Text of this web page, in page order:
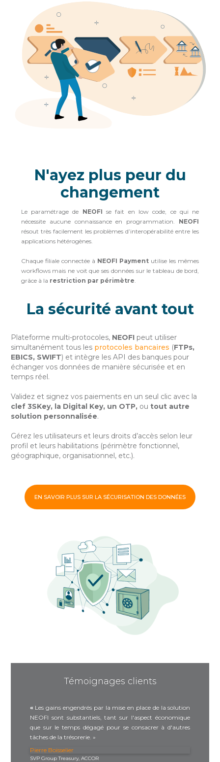
N'ayez plus peur du
changement
Le paramétrage de NEOFI se fait en low code, ce qui ne
nécessite aucune connaissance en programmation. NEOFI
résout très facilement les problèmes d’interopérabilité entre les
applications hétérogènes.
Chaque filiale connectée à NEOFI Payment utilise les mêmes
workflows mais ne voit que ses données sur le tableau de bord,
grâce à la restriction par périmètre.
La sécurité avant tout
Plateforme multi-protocoles, NEOFI peut utiliser
simultanément tous les protocoles bancaires (FTPs,
EBICS, SWIFT) et intègre les API des banques pour
échanger vos données de manière sécurisée et en
temps réel.
Validez et signez vos paiements en un seul clic avec la
clef 3SKey, la Digital Key, un OTP, outout autre
solution personnalisée.
Gérez les utilisateurs et leurs droits d’accès selon leur
profil et leurs habilitations (périmètre fonctionnel,
géographique, organisationnel, etc.).
EN SAVOIR PLUS SUR LA SÉCURISATION DES DONNÉES
Témoignages clients
«Les gains engendrés par la mise en place de la solution
NEOFI sont substantiels, tant sur l'aspect économique
que sur le temps dégagé pour se consacrer à d'autres
tâches de la trésorerie. »
Pierre Boisselier
SVP Group Treasury, ACCOR